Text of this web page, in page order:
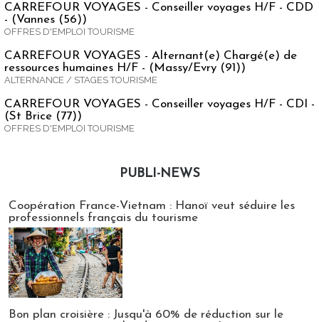
CARREFOUR VOYAGES - Conseiller voyages H/F - CDD
- (Vannes (56))
OFFRES D'EMPLOI TOURISME
CARREFOUR VOYAGES - Alternant(e) Chargé(e) de
ressources humaines H/F - (Massy/Evry (91))
ALTERNANCE / STAGES TOURISME
CARREFOUR VOYAGES - Conseiller voyages H/F - CDI -
(St Brice (77))
OFFRES D'EMPLOI TOURISME
PUBLI-NEWS
Coopération France-Vietnam : Hanoï veut séduire les
professionnels français du tourisme
Bon plan croisière : Jusqu'à 60% de réduction sur le